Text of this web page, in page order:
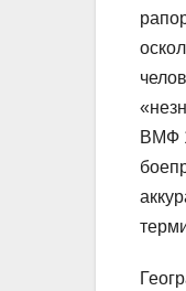
ВМФ